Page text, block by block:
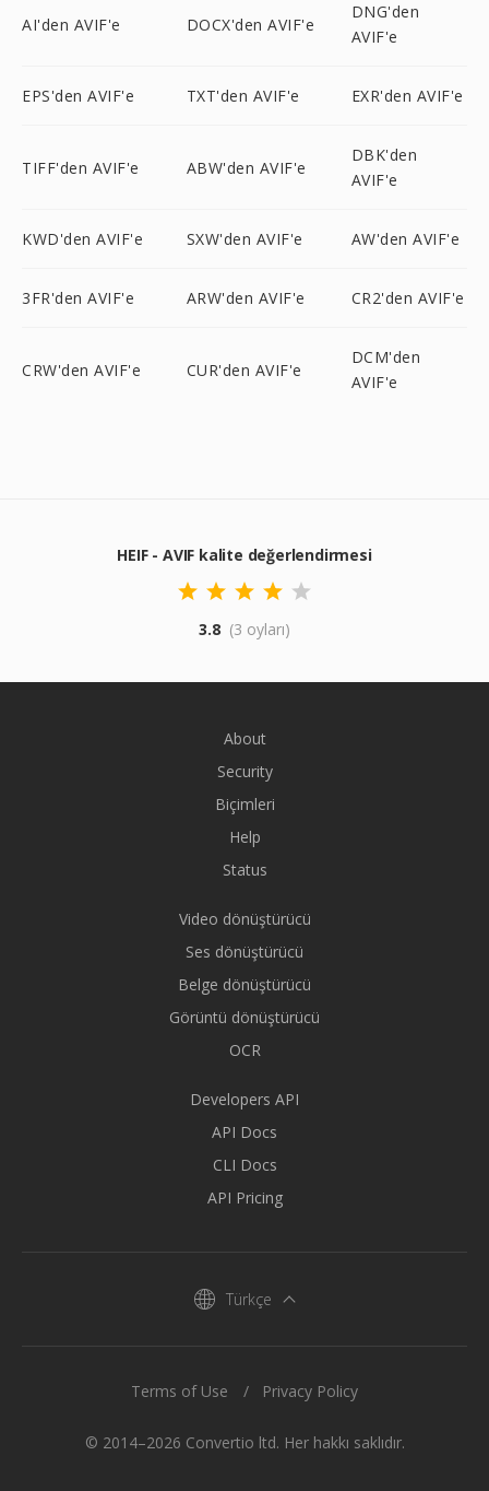
AI'den AVIF'e DOCX'den AVIF'e
DNG'den
AVIF'e
EPS'den AVIF'e TXT'den AVIF'e EXR'den AVIF'e
TIFF'den AVIF'e ABW'den AVIF'e
DBK'den
AVIF'e
KWD'den AVIF'e SXW'den AVIF'e AW'den AVIF'e
3FR'den AVIF'e ARW'den AVIF'e CR2'den AVIF'e
CRW'den AVIF'e CUR'den AVIF'e
DCM'den
AVIF'e
HEIF - AVIF kalite değerlendirmesi
3.8 (3 oyları)
About
Security
Biçimleri
Help
Status
Video dönüştürücü
Ses dönüştürücü
Belge dönüştürücü
Görüntü dönüştürücü
OCR
Developers API
API Docs
CLI Docs
API Pricing
Türkçe
© 2014–2026 Convertio ltd. Her hakkı saklıdır.
Terms of Use Privacy Policy